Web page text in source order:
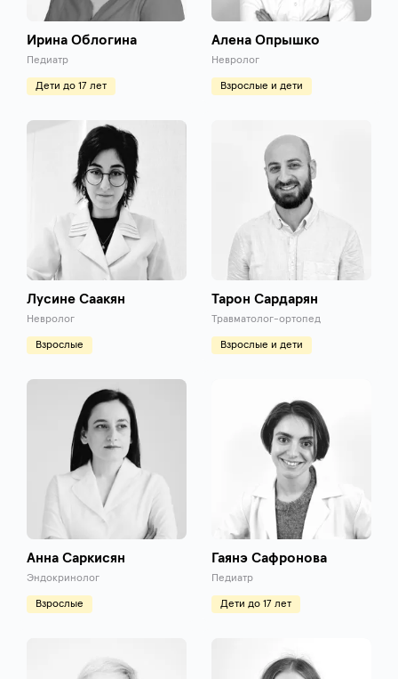
Ирина Облогина
Педиатр
Дети до 17 лет
Алена Опрышко
Невролог
Взрослые и дети
Лусине Саакян
Невролог
Взрослые
Тарон Сардарян
Травматолог-ортопед
Взрослые и дети
Анна Саркисян
Эндокринолог
Взрослые
Гаянэ Сафронова
Педиатр
Дети до 17 лет